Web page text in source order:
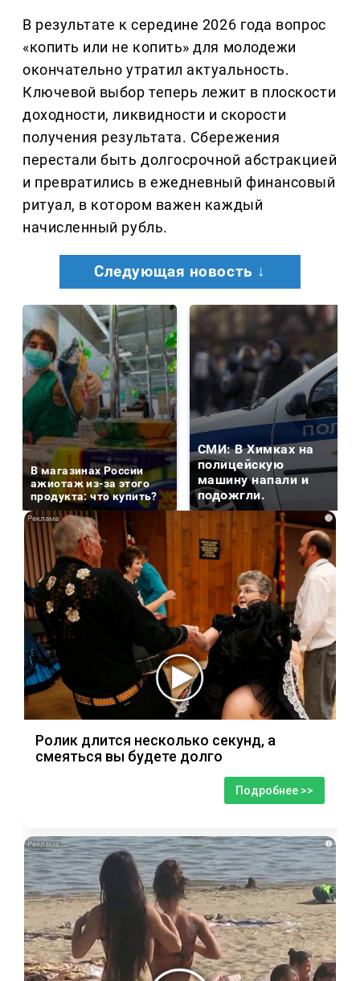
В результате к середине 2026 года вопрос
«копить или не копить» для молодежи
окончательно утратил актуальность.
Ключевой выбор теперь лежит в плоскости
доходности, ликвидности и скорости
получения результата. Сбережения
перестали быть долгосрочной абстракцией
и превратились в ежедневный финансовый
ритуал, в котором важен каждый
начисленный рубль.
Следующая новость ↓
В магазинах России
ажиотаж из-за этого
продукта: что купить?
СМИ: В Химках на
полицейскую
машину напали и
подожгли.
i
Ролик длится несколько секунд, а
смеяться вы будете долго
Подробнее >>
i